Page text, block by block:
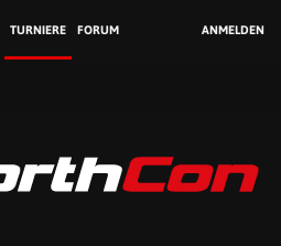
TURNIERE FORUM ANMELDEN